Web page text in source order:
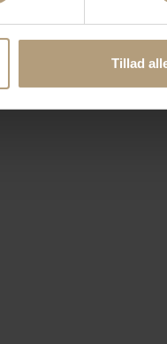
med andre
Tillad